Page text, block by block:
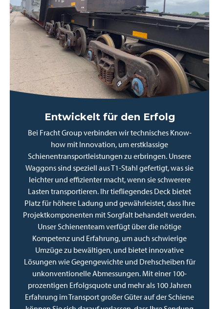
Entwickelt für den Erfolg
Bei Fracht Group verbinden wir technisches Know-
how mit Innovation, um erstklassige
Schienentransportleistungen zu erbringen. Unsere
Waggons sind speziell aus T1-Stahl gefertigt, was sie
leichter und effizienter macht, wenn sie schwerere
Lasten transportieren. Ihr tiefliegendes Deck bietet
Platz für höhere Ladung und gewährleistet, dass Ihre
Projektkomponenten mit Sorgfalt behandelt werden.
Unser Schienenteam verfügt über die nötige
Kompetenz und Erfahrung, um auch schwierige
Umzüge zu bewältigen, und bietet innovative
Lösungen wie Gegengewichte und Drehscheiben für
unkonventionelle Abmessungen. Mit einer 100-
prozentigen Erfolgsquote und mehr als 100 Jahren
Erfahrung im Transport großer Güter auf der Schiene